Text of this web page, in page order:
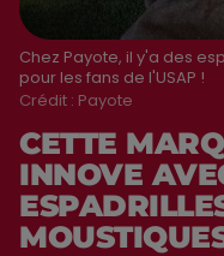
Chez Payote, il y'a des
pour les fans de l'USAP !
Crédit : Payote
CETTE
INNOVE